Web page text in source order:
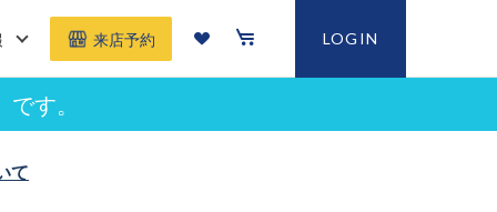
来店予約 LOGIN
す。
て